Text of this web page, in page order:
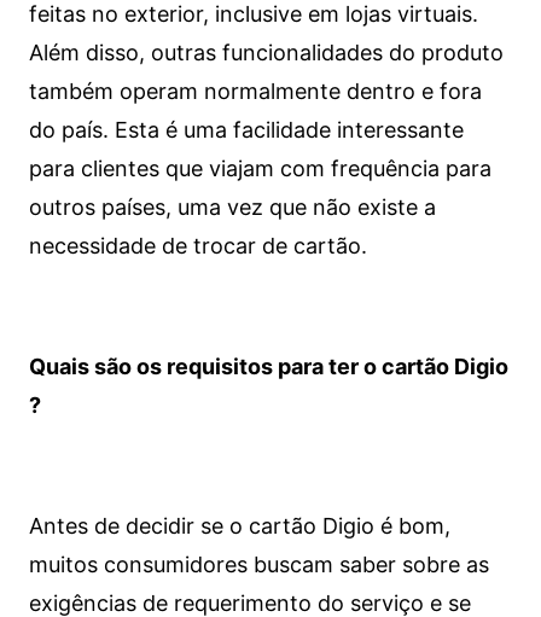
feitas no exterior, inclusive em lojas virtuais.
Além disso, outras funcionalidades do produto
também operam normalmente dentro e fora
do país. Esta é uma facilidade interessante
para clientes que viajam com frequência para
outros países, uma vez que não existe a
necessidade de trocar de cartão.
Quais são os requisitos para ter o cartão Digio
?
Antes de decidir se o cartão Digio é bom,
muitos consumidores buscam saber sobre as
exigências de requerimento do serviço e se